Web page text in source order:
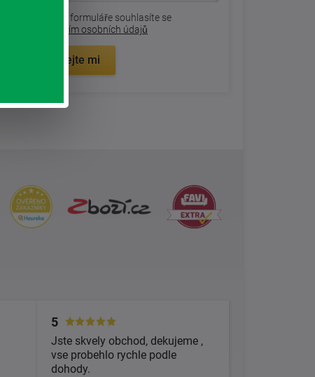
Odesláním formuláře souhlasíte se
zpracovaním osobních údajů
Zavolejte mi
5
Jste skvely obchod, dekujeme ,
vse probehlo rychle podle
dohody.